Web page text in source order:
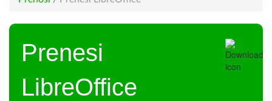
Prenesi
LibreOffice